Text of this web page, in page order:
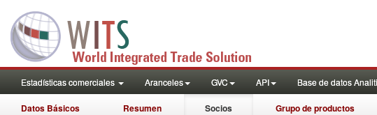
Estadísticas comerciales Aranceles GVC API Base de datos
Datos Básicos Resumen Socios Grupo de productos